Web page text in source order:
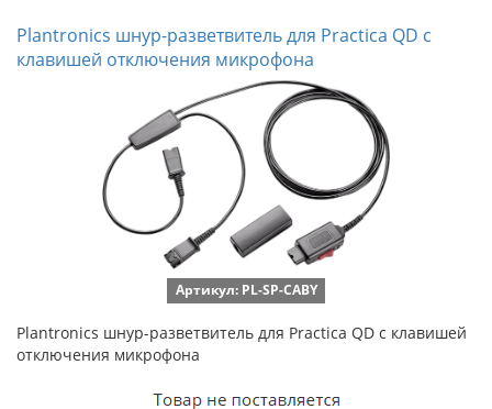
Plantronics шнур-разветвитель для Practica QD с
клавишей отключения микрофона
Артикул: PL-SP-CABY
Plantronics шнур-разветвитель для Practica QD с клавишей
отключения микрофона